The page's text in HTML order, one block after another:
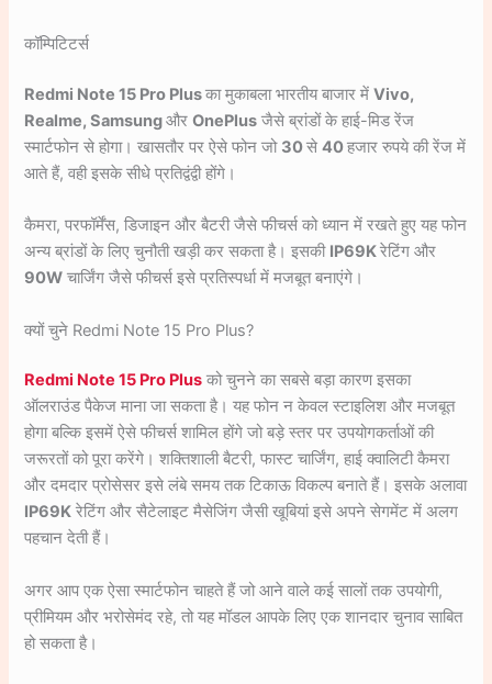
कॉम्पिटिटर्स
Redmi Note 15 Pro Plusका मुकाबला भारतीय बाजार मेंVivo,
Realme, SamsungऔरOnePlus जैसे ब्रांडों के हाई-मिड रेंज
स्मार्टफोन से होगा। खासतौर पर ऐसे फोन जो 30से40हजार रुपये की रेंज में
आते हैं, वही इसके सीधे प्रतिद्वंद्वी होंगे।
कैमरा, परफॉर्मेंस, डिजाइन और बैटरी जैसे फीचर्स को ध्यान में रखते हुए यह फोन
अन्य ब्रांडों के लिए चुनौती खड़ी कर सकता है। इसकी IP69Kरेटिंग और
90W चार्जिंग जैसे फीचर्स इसे प्रतिस्पर्धा में मजबूत बनाएंगे।
क्यों चुने Redmi Note 15 Pro Plus?
Redmi Note 15 Pro Plus को चुनने का सबसे बड़ा कारण इसका
ऑलराउंड पैकेज माना जा सकता है। यह फोन न केवल स्टाइलिश और मजबूत
होगा बल्कि इसमें ऐसे फीचर्स शामिल होंगे जो बड़े स्तर पर उपयोगकर्ताओं की
जरूरतों को पूरा करेंगे। शक्तिशाली बैटरी, फास्ट चार्जिंग, हाई क्वालिटी कैमरा
और दमदार प्रोसेसर इसे लंबे समय तक टिकाऊ विकल्प बनाते हैं। इसके अलावा
IP69K रेटिंग और सैटेलाइट मैसेजिंग जैसी खूबियां इसे अपने सेगमेंट में अलग
पहचान देती हैं।
अगर आप एक ऐसा स्मार्टफोन चाहते हैं जो आने वाले कई सालों तक उपयोगी,
प्रीमियम और भरोसेमंद रहे, तो यह मॉडल आपके लिए एक शानदार चुनाव साबित
हो सकता है।